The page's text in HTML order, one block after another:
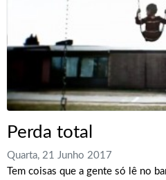
Perda total
Quarta, 21 Junho 2017
Tem coisas que a gente só lê no